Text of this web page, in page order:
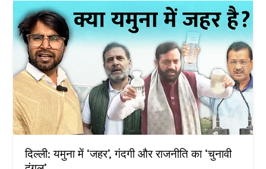
दिल्ली: यमुना में ‘जहर’, गंदगी और राजनीति का ‘चुनावी